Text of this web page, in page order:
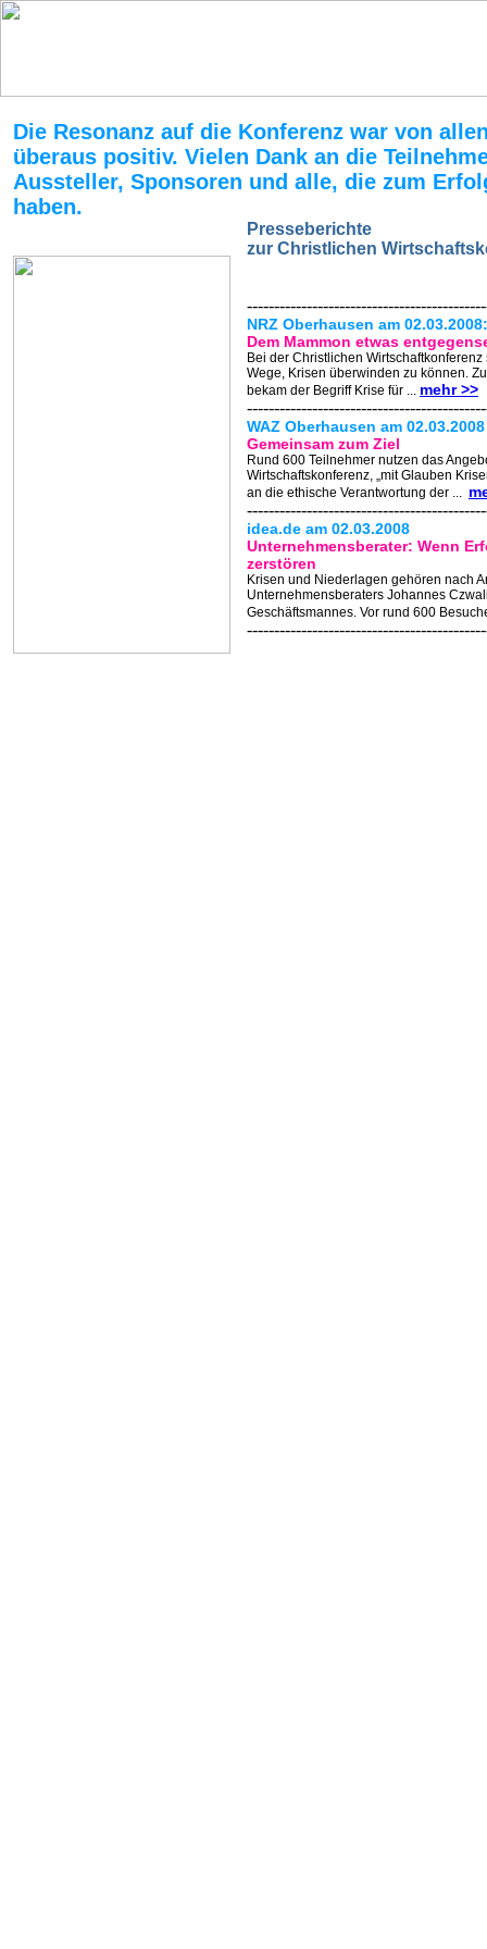
Die Resonanz auf die Konferenz war von
überaus positiv. Vielen Dank an die
Aussteller, Sponsoren und alle, die zum
haben.
Presseberichte
zur Christlichen
NRZ Oberhausen am 02.03.2008:
Dem Mammon etwas
Bei der Christlichen
Wege, Krisen überwinden zu können.
bekam der Begriff Krise für ... mehr >>
WAZ Oberhausen am 02.03.2008
Gemeinsam zum Ziel
Rund 600 Teilnehmer nutzen das
Wirtschaftskonferenz, „mit Glauben
an die ethische Verantwortung der ...
idea.de am 02.03.2008
Unternehmensberater: Wenn
zerstören
Krisen und Niederlagen gehören nach
Unternehmensberaters Johannes
Geschäftsmannes. Vor rund 600